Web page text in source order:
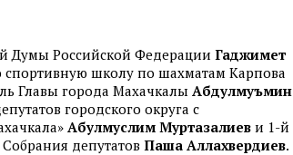
Думы Российской Федерации Гаджимет
спортивную школу по шахматам Карпова
Главы города Махачкалы Абдулмуъмин
городского округа с
Абулмуслим Муртазалиев и 1-й
депутатов Паша Аллахвердиев.